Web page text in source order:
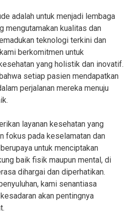
adalah untuk menjadi lembaga
mengutamakan kualitas dan
teknologi terkini dan
berkomitmen untuk
yang holistik dan inovatif.
setiap pasien mendapatkan
perjalanan mereka menuju
layanan kesehatan yang
fokus pada keselamatan dan
untuk menciptakan
baik fisik maupun mental, di
dihargai dan diperhatikan.
kami senantiasa
akan pentingnya